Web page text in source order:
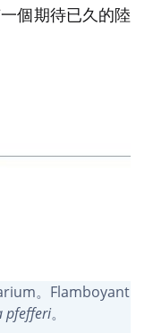
個期待已久的陸
。Flamboyant
pfefferi。